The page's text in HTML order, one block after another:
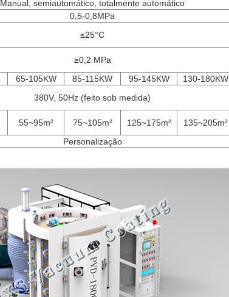
Manual, semiautomático, totalmente automático
0,5-0,8MPa
≤25°C
≥0,2 MPa
65-105KW 85-115KW 95-145KW
130-180KW
380V, 50Hz (feito sob medida)
55~95m² 75~105m² 125~175m²
135~205m²
Personalização